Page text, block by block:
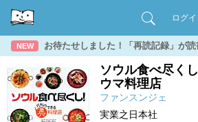
ログイ
NEW お待たせしました！「再読記録」が読
ソウル食べ尽く
ウマ料理店
ファンスンジェ
実業之日本社